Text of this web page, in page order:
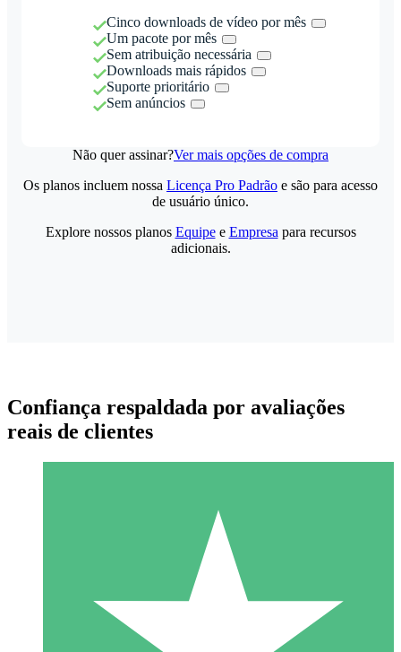
Cinco downloads de vídeo por mês
Um pacote por mês
Sem atribuição necessária
Downloads mais rápidos
Suporte prioritário
Sem anúncios
Não quer assinar?Ver mais opções de compra
Pacotes de Créditos Individuais
Pague conforme o uso com créditos de download. Sem
Os planos incluem nossa Licença Pro Padrão e são para acesso
de usuário único.
Explore nossos planos Equipee Empresa para recursos
adicionais.
Confiança respaldada por avaliações
reais de clientes